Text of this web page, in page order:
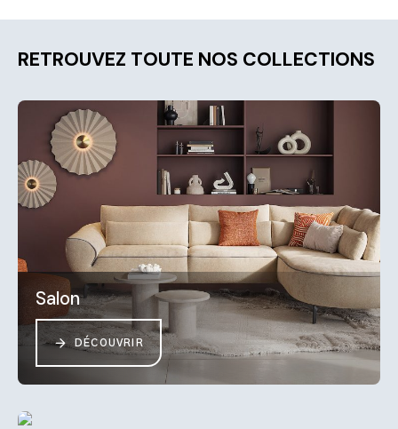
RETROUVEZ TOUTE NOS COLLECTIONS
Salon
DÉCOUVRIR